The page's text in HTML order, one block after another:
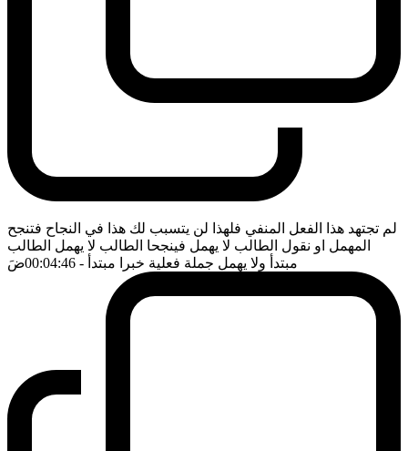
لم تجتهد هذا الفعل المنفي فلهذا لن يتسبب لك هذا في النجاح فتنجح
المهمل او نقول الطالب لا يهمل فينجحا الطالب لا يهمل الطالب
مبتدأ ولا يهمل جملة فعلية خبرا مبتدأ - 00:04:46 ضَ